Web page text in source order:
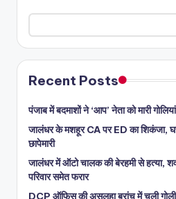
Recent Posts
पंजाब में बदमाशों ने ‘आप’ नेता को मारी
जालंधर के मशहूर CA पर ED का शिकंजा,
छापेमारी
जालंधर में ऑटो चालक की बेरहमी से हत्या,
परिवार समेत फरार
DCP ऑफिस की असलहा ब्रांच में चली